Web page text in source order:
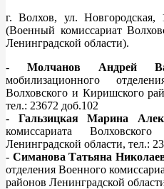
г. Волхов, ул.
(Военный комиссариат
Ленинградской области).
- Молчанов Андрей
мобилизационного
Волховского и Киришского
тел.: 23672 доб.102
- Гальзицкая Марина
комиссариата
Ленинградской области, тел.:
- Симанова Татьяна
отделения Военного
районов Ленинградской